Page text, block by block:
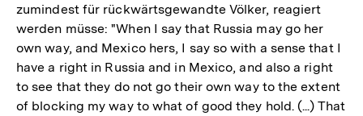
zumindest für rückwärtsgewandte Völker, reagiert
werden müsse: "When I say that Russia may go her
own way, and Mexico hers, I say so with a sense that I
have a right in Russia and in Mexico, and also a right
to see that they do not go their own way to the extent
of blocking my way to what of good they hold. (...) That